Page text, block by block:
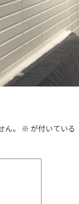
。
※ が付いている